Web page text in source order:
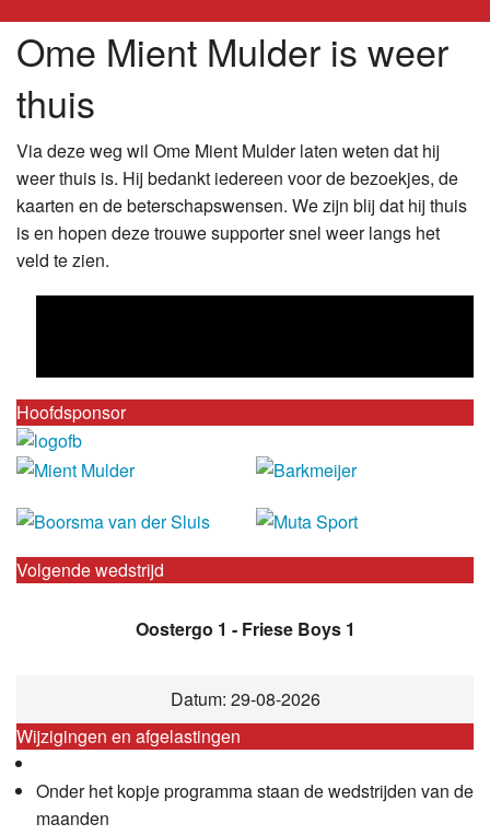
Ome Mient Mulder is weer
thuis
Via deze weg wil Ome Mient Mulder laten weten dat hij
weer thuis is. Hij bedankt iedereen voor de bezoekjes, de
kaarten en de beterschapswensen. We zijn blij dat hij thuis
is en hopen deze trouwe supporter snel weer langs het
veld te zien.
Hoofdsponsor
Volgende wedstrijd
Oostergo 1 - Friese Boys 1
Datum: 29-08-2026
Wijzigingen en afgelastingen
Onder het kopje programma staan de wedstrijden van de
maanden